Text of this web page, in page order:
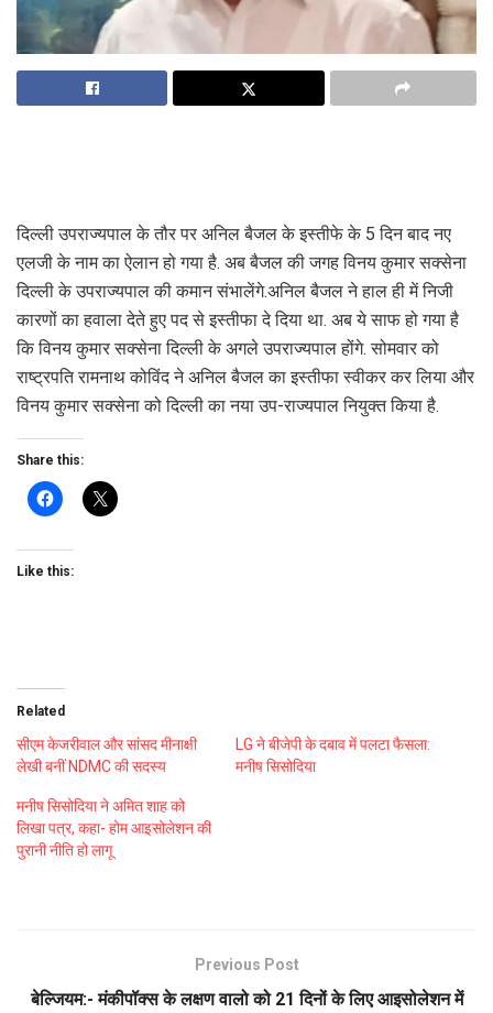
दिल्ली उपराज्यपाल के तौर पर अनिल बैजल के इस्तीफे के 5 दिन बाद नए
एलजी के नाम का ऐलान हो गया है. अब बैजल की जगह विनय कुमार सक्सेना
दिल्ली के उपराज्यपाल की कमान संभालेंगे.अनिल बैजल ने हाल ही में निजी
कारणों का हवाला देते हुए पद से इस्तीफा दे दिया था. अब ये साफ हो गया है
कि विनय कुमार सक्सेना दिल्ली के अगले उपराज्यपाल होंगे. सोमवार को
राष्ट्रपति रामनाथ कोविंद ने अनिल बैजल का इस्तीफा स्वीकर कर लिया और
विनय कुमार सक्सेना को दिल्ली का नया उप-राज्यपाल नियुक्त किया है.
Share this:
Like this:
Related
सीएम केजरीवाल और सांसद मीनाक्षी
लेखी बनीं NDMC की सदस्य
LG ने बीजेपी के दबाव में पलटा फैसला:
मनीष सिसोदिया
मनीष सिसोदिया ने अमित शाह को
लिखा पत्र, कहा- होम आइसोलेशन की
पुरानी नीति हो लागू
Previous Post
बेल्जियम:- मंकीपॉक्स के लक्षण वालो को 21 दिनों के लिए आइसोलेशन में